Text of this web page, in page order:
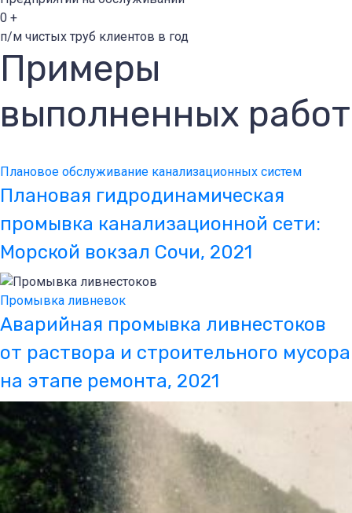
0 +
п/м чистых труб клиентов в год
Примеры
выполненных работ
Плановое обслуживание канализационных систем
Плановая гидродинамическая
промывка канализационной сети:
Морской вокзал Сочи, 2021
Промывка ливневок
Аварийная промывка ливнестоков
от раствора и строительного мусора
на этапе ремонта, 2021